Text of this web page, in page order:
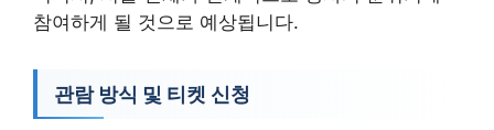
참여하게 될 것으로 예상됩니다.
관람 방식 및 티켓 신청